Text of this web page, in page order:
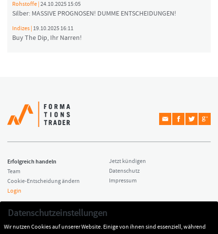
Rohstoffe | 24.10.2025 15:05
Silber: MASSIVE PROGNOSEN! DUMME ENTSCHEIDUNGEN!
Indizes | 19.10.2025 16:11
Buy The Dip, Ihr Narren!
Erfolgreich handeln
Team
Cookie-Entscheidung ändern
Datenschutzeinstellungen
Wir nutzen Cookies auf unserer Website. Einige von ihnen sind essenziell, während
Login
Jetzt kündigen
Datenschutz
Impressum
Copyright © 2026 Formationstrader
Impressum
kontakt@formationstrader.de